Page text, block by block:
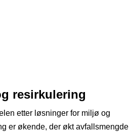
resirkulering
etter løsninger for miljø og
er økende, der økt avfallsmengde